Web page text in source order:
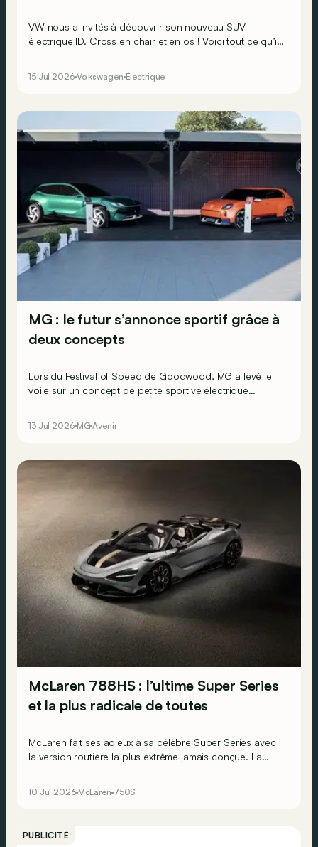
VW nous a invités à découvrir son nouveau SUV
électrique ID. Cross en chair et en os ! Voici tout ce qu’il
15 Jul 2026 Volkswagen Électrique
MG : le futur s’annonce sportif grâce à
deux concepts
Lors du Festival of Speed de Goodwood, MG a levé le
voile sur un concept de petite sportive électrique
13 Jul 2026 MG Avenir
McLaren 788HS : l’ultime Super Series
et la plus radicale de toutes
McLaren fait ses adieux à sa célèbre Super Series avec
la version routière la plus extrême jamais conçue. La
10 Jul 2026 McLaren 750S
PUBLICITÉ